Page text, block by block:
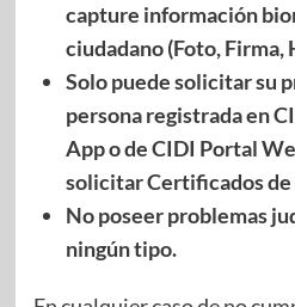
capture información
ciudadano (Foto, Firma,
Solo puede solicitar su
persona registrada en
App o de CIDI Portal
solicitar Certificados de
No poseer problemas
ningún tipo.